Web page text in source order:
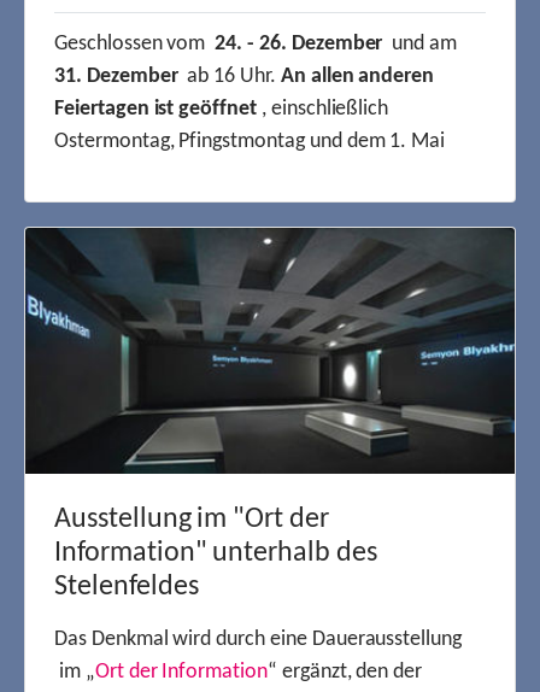
Ausstellung im "Ort der
Information" unterhalb des
Stelenfeldes
Das Denkmal wird durch eine Dauerausstellung
im „Ort der Information“ ergänzt, den der
Geschlossen vom24. - 26. Dezember und am
31. Dezemberab 16 Uhr. An allen anderen
Feiertagen ist geöffnet, einschließlich
Ostermontag, Pfingstmontag und dem 1. Mai